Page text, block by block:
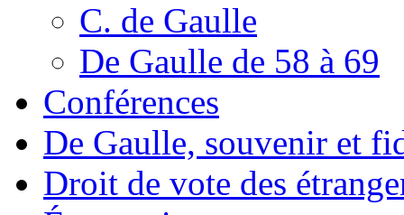
C. de Gaulle
De Gaulle de 58 à 69
Conférences
De Gaulle, souvenir et
Droit de vote des